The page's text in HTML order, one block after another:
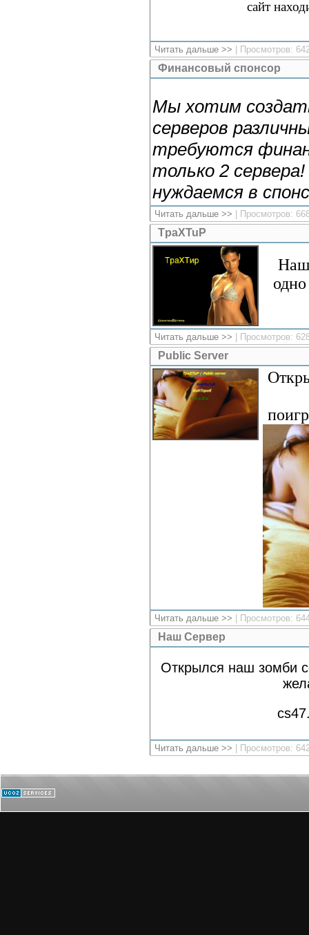
сайт
Читать дальше >> | Просмотров:
Финансовый спонсор
Мы хотим
серверов
требуются
только 2
нуждаемся в
Читать дальше >> | Просмотров:
TpaXTuP
Читать дальше >> | Просмотров:
Public Server
Читать дальше >> | Просмотров:
Наш Сервер
Открылся наш зомби
Читать дальше >> | Просмотров: